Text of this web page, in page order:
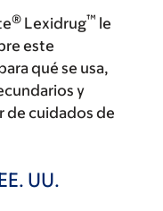
® Lexidrug™ le
este
qué se usa,
y
de cuidados de
UU.